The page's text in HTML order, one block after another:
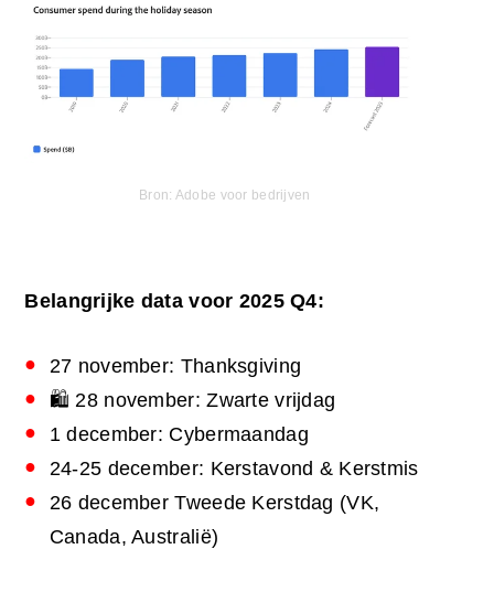
Bron: Adobe voor bedrijven
Belangrijke data voor 2025 Q4:
27 november: Thanksgiving
🛍️ 28 november: Zwarte vrijdag
1 december: Cybermaandag
24-25 december: Kerstavond & Kerstmis
26 december Tweede Kerstdag (VK,
Canada, Australië)